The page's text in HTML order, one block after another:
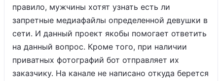
правило, мужчины хотят узнать есть ли
запретные медиафайлы определенной девушки в
сети. И данный проект якобы помогает ответить
на данный вопрос. Кроме того, при наличии
приватных фотографий бот отправляет их
заказчику. На канале не написано откуда берется